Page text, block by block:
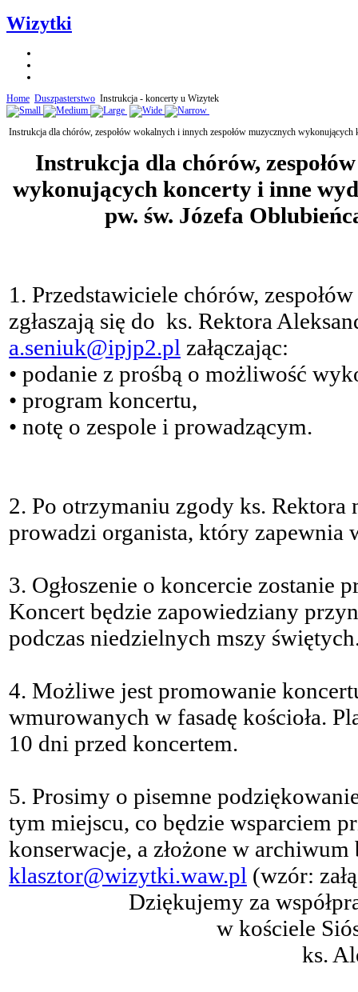
Wizytki
Home Duszpasterstwo Instrukcja - koncerty u Wizytek
Instrukcja dla chórów, zespołów wokalnych i innych zespołów muzycznych wykonujących
Instrukcja dla chórów,
wykonujących koncerty i inne
pw. św. Józefa
1. Przedstawiciele chórów,
zgłaszają się do ks. Rektora
a.seniuk@ipjp2.pl załączając:
• podanie z prośbą o możliwość
• program koncertu,
• notę o zespole i prowadzącym.
2. Po otrzymaniu zgody ks.
prowadzi organista, który zapewnia
3. Ogłoszenie o koncercie zostanie
Koncert będzie zapowiedziany
podczas niedzielnych mszy
4. Możliwe jest promowanie
wmurowanych w fasadę kościoła.
10 dni przed koncertem.
5. Prosimy o pisemne
tym miejscu, co będzie wsparciem
konserwacje, a złożone w
klasztor@wizytki.waw.pl (wzór:
Dziękujemy za
w kościele
ks.